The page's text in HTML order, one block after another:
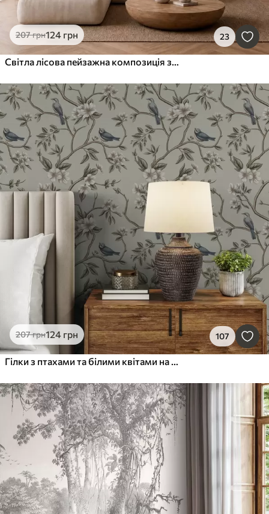
207грн124 грн 23
Світла лісова пейзажна композиція з високими деревами
207грн124 грн 107
Гілки з птахами та білими квітами на ніжному тлі